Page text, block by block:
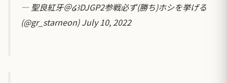
— 聖良紅牙＠໒꒱DJGP2参戦必ず(勝ち)ホシを挙げる
(@gr_starneon)July 10, 2022